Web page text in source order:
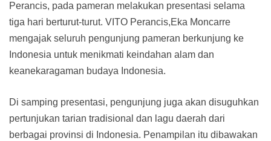
Perancis, pada pameran melakukan presentasi selama
tiga hari berturut-turut. VITO Perancis,Eka Moncarre
mengajak seluruh pengunjung pameran berkunjung ke
Indonesia untuk menikmati keindahan alam dan
keanekaragaman budaya Indonesia.
Di samping presentasi, pengunjung juga akan disuguhkan
pertunjukan tarian tradisional dan lagu daerah dari
berbagai provinsi di Indonesia. Penampilan itu dibawakan